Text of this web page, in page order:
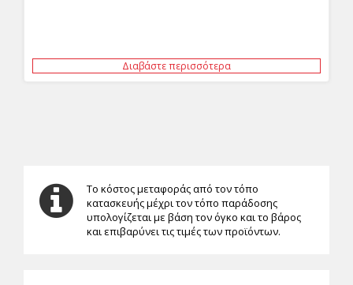
Διαβάστε περισσότερα
Το κόστος μεταφοράς από τον τόπο
κατασκευής μέχρι τον τόπο παράδοσης
υπολογίζεται με βάση τον όγκο και το βάρος
και επιβαρύνει τις τιμές των προϊόντων.